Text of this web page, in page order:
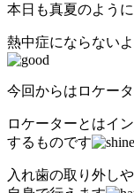
本日も真夏のよう
熱中症にならない
今回からはロケー
ロケーターとはイ
するものです
入れ歯の取り外し